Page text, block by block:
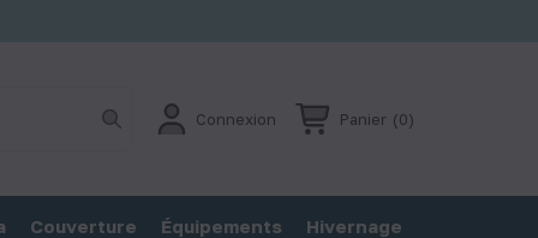
Connexion Panier (0)
Couverture Équipements Hivernage